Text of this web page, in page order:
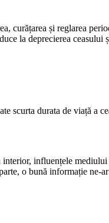
curățarea și reglarea
la deprecierea
scurta durata de viață a
influențele
o bună informație ne-